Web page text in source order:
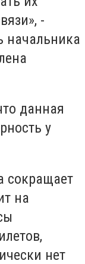
-
начальника
данная
у
сокращает
на
нет